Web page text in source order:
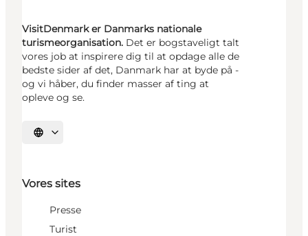
VisitDenmark er Danmarks nationale
turismeorganisation. Det er bogstaveligt talt
vores job at inspirere dig til at opdage alle de
bedste sider af det, Danmark har at byde på -
og vi håber, du finder masser af ting at
opleve og se.
Vælg sprog
Vores sites
Presse
Turist